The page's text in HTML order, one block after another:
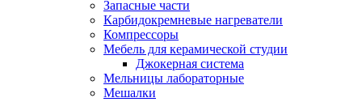
Запасные части
Карбидокремневые нагреватели
Компрессоры
Мебель для керамической студии
Джокерная система
Мельницы лабораторные
Мешалки